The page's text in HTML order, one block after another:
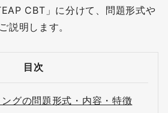
CBT」に分けて、問題形式や
説明します。
目次
グの問題形式・内容・特徴